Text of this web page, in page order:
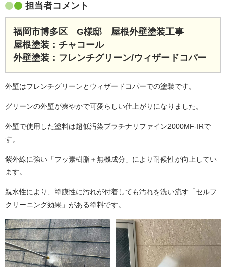
担当者コメント
福岡市博多区 G様邸 屋根外壁塗装工事
屋根塗装：チャコール
外壁塗装：フレンチグリーン/ウィザードコパー
外壁はフレンチグリーンとウィザードコパーでの塗装です。
グリーンの外壁が爽やかで可愛らしい仕上がりになりました。
外壁で使用した塗料は超低汚染プラチナリファイン2000MF-IRで
す。
紫外線に強い「フッ素樹脂＋無機成分」により耐候性が向上してい
ます。
親水性により、塗膜性に汚れが付着しても汚れを洗い流す「セルフ
クリーニング効果」がある塗料です。